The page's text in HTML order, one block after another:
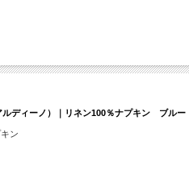
ディーノ）｜リネン100％ナプキン ブル
ン